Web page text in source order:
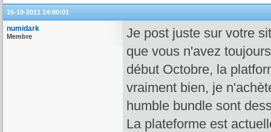
15-10-2011 14:00:01
numidark
Membre
Je post juste sur votre
que vous n'avez
début Octobre, la
vraiment bien, je
humble bundle sont
La plateforme est